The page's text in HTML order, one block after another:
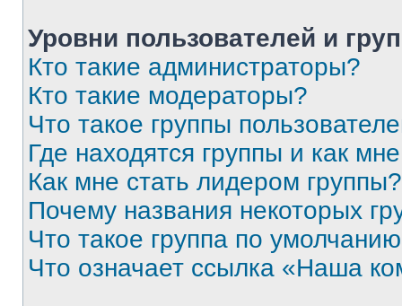
Уровни пользователей и
Кто такие администраторы?
Кто такие модераторы?
Что такое группы
Где находятся группы и как
Как мне стать лидером группы?
Почему названия некоторых
Что такое группа по
Что означает ссылка «Наша